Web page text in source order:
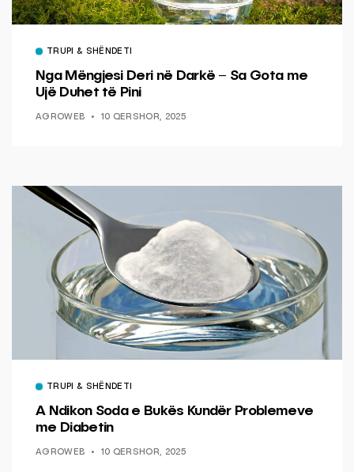
TRUPI & SHËNDETI
Nga Mëngjesi Deri në Darkë – Sa Gota me
Ujë Duhet të Pini
AGROWEB 10 QERSHOR, 2025
TRUPI & SHËNDETI
A Ndikon Soda e Bukës Kundër Problemeve
me Diabetin
AGROWEB 10 QERSHOR, 2025